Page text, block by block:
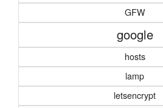
GFW
google
hosts
lamp
letsencrypt